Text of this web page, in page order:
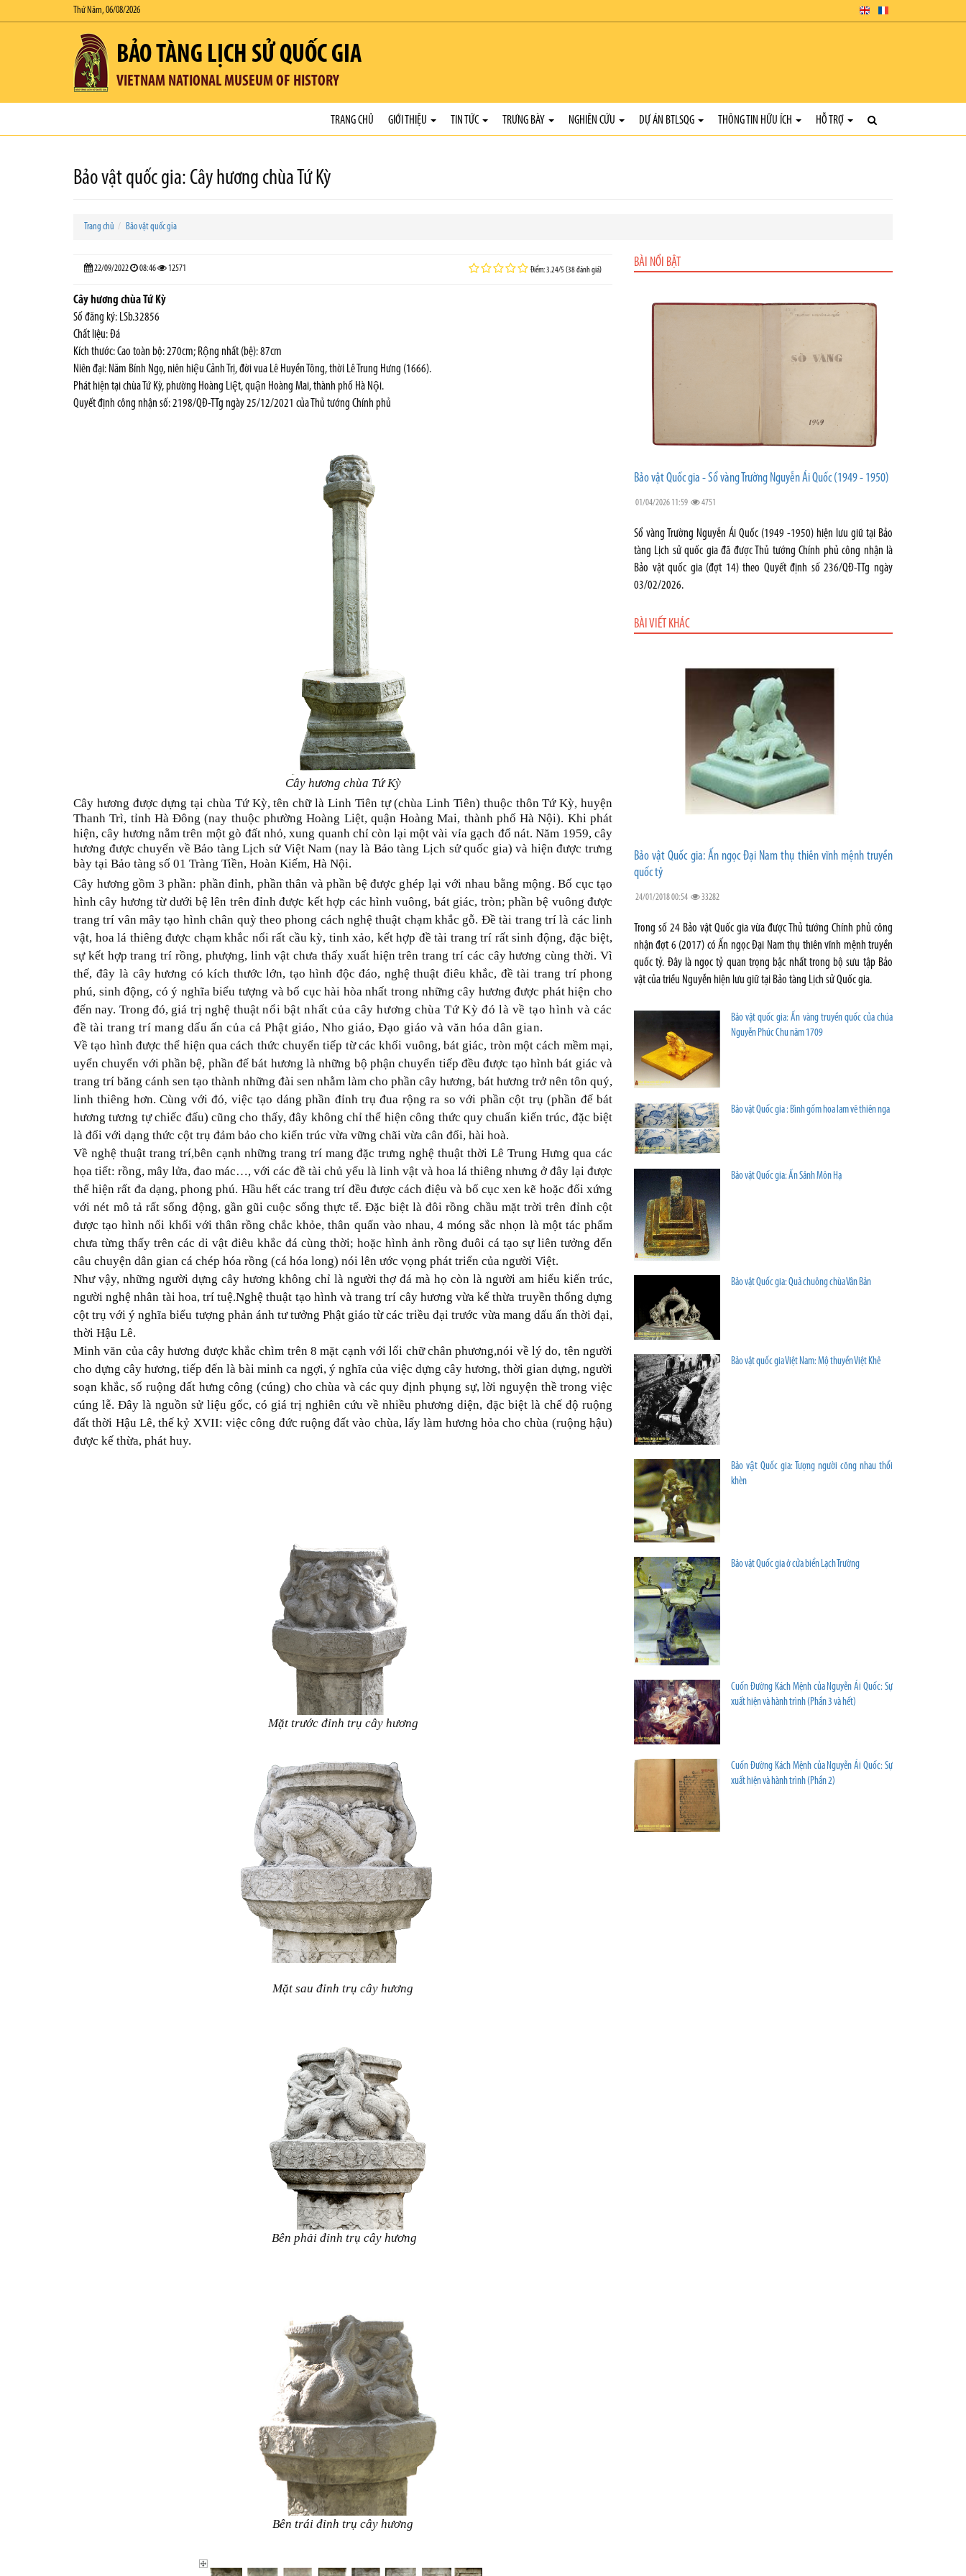
Thứ Năm, 06/08/2026
BẢO TÀNG LỊCH SỬ QUỐC GIA
VIETNAM NATIONAL MUSEUM OF HISTORY
TRANG CHỦ GIỚI THIỆU TIN TỨC TRƯNG BÀY NGHIÊN CỨU DỰ ÁN BTLSQG THÔNG TIN HỮU ÍCH HỖ TRỢ
Bảo vật quốc gia: Cây hương chùa Tứ Kỳ
Trang chủ Bảo vật quốc gia
22/09/2022 08:46 12571 Điểm: 3.24/5 (38 đánh giá)
Cây hương chùa Tứ Kỳ
Số đăng ký: LSb.32856
Chất liệu: Đá
Kích thước: Cao toàn bộ: 270cm; Rộng nhất (bệ): 87cm
Niên đại: Năm Bính Ngọ, niên hiệu Cảnh Trị, đời vua Lê Huyền Tông, thời Lê Trung Hưng (1666).
Phát hiện tại chùa Tứ Kỳ, phường Hoàng Liệt, quận Hoàng Mai, thành phố Hà Nội.
Quyết định công nhận số: 2198/QĐ-TTg ngày 25/12/2021 của Thủ tướng Chính phủ
Cây hương chùa Tứ Kỳ
Cây hương được dựng tại chùa Tứ Kỳ,tên chữ là Linh Tiên tự (chùa Linh Tiên) thuộc thôn Tứ Kỳ, huyện
Thanh Trì, tỉnh Hà Đông (nay thuộc phường Hoàng Liệt, quận Hoàng Mai, thành phố Hà Nội). Khi phát
hiện, cây hương nằm trên một gò đất nhỏ, xung quanh chỉ còn lại một vài vỉa gạch đổ nát. Năm 1959, cây
hương được chuyển về Bảo tàng Lịch sử Việt Nam (nay là Bảo tàng Lịch sử quốc gia) và hiện được trưng
bày tại Bảo tàng số 01 Tràng Tiền, Hoàn Kiếm, Hà Nội.
Cây hương gồm 3 phần: phần đỉnh, phần thân và phần bệ được ghép lại với nhau bằng mộng.Bố cục tạo
hình cây hươngtừ dưới bệ lên trên đỉnhđược kết hợp các hình vuông, bát giác, tròn; phần bệ vuông được
trang trí vân mây tạo hình chân quỳ theo phong cách nghệ thuật chạm khắc gỗ. Đề tài trang trí là các linh
vật, hoa lá thiêng được chạm khắc nổirất cầu kỳ, tinh xảo, kết hợp đề tài trang trí rất sinh động, đặc biệt,
sự kết hợp trang trí rồng, phượng, linh vật chưa thấy xuất hiện trên trang trí các cây hương cùng thời. Vì
thế, đây là cây hương có kích thước lớn, tạo hình độc đáo, nghệ thuật điêu khắc, đề tài trang tríphong
phú, sinh động, có ý nghĩa biểu tượng và bố cục hài hòanhất trong những cây hươngđược phát hiện cho
đến nay. Trong đó, giá trị nghệ thuậtnổi bật nhất của cây hương chùa Tứ Kỳ đó là về tạo hình và các
đề tài trang trí mang dấu ấn của cả Phật giáo, Nho giáo, Đạo giáo và văn hóa dân gian.
Về tạo hìnhđược thể hiện qua cách thức chuyển tiếp từ các khối vuông, bát giác, tròn một cách mềm mại,
uyển chuyển với phần bệ, phần đế bát hương là những bộ phận chuyển tiếp đều được tạo hình bát giác và
trang trí băng cánh sen tạo thành những đài sen nhằm làm cho phần cây hương, bát hương trở nên tôn quý,
linh thiêng hơn. Cùng với đó, việc tạo dáng phần đỉnh trụ đua rộng ra so với phần cột trụ (phần đế bát
hương tương tự chiếc đấu) cũng cho thấy, đây không chỉ thể hiện công thức quy chuẩn kiến trúc, đặc biệt
là đối với dạng thức cột trụ đảm bảo cho kiến trúc vừa vững chãi vừa cân đối, hài hoà.
Về nghệ thuật trang trí,bên cạnh những trang trí mang đặc trưng nghệ thuật thời Lê Trung Hưng qua các
họa tiết: rồng, mây lửa, đao mác…, với các đề tài chủ yếu là linh vật và hoa lá thiêng nhưng ở đây lại được
thể hiện rất đa dạng, phong phú. Hầu hết các trang trí đều được cách điệu và bố cục xen kẽ hoặc đối xứng
với nét mô tả rất sống động, gần gũi cuộc sống thực tế. Đặc biệt là đôi rồng chầu mặt trời trên đỉnh cột
được tạo hình nổi khối với thân rồng chắc khỏe, thân quấn vào nhau, 4 móng sắc nhọn là một tác phẩm
chưa từng thấy trên các di vật điêu khắc đá cùng thời; hoặc hình ảnh rồng đuôi cá tạo sự liên tưởng đến
câu chuyện dân gian cá chép hóa rồng (cá hóa long) nói lên ước vọng phát triển của người Việt.
Như vậy, những người dựng cây hương không chỉ là người thợ đá mà họ còn là người am hiểu kiến trúc,
người nghệ nhân tài hoa, trí tuệ.Nghệ thuật tạo hình và trang trí cây hương vừa kế thừa truyền thống dựng
cột trụ với ý nghĩa biểu tượng phản ánh tư tưởng Phật giáo từ các triều đại trước vừa mang dấu ấn thời đại,
thời Hậu Lê.
Minh văn của cây hương đượckhắc chìm trên 8 mặt cạnhvới lối chữ chân phương,nói về lý do, tên người
cho dựng cây hương, tiếp đến là bài minh ca ngợi, ý nghĩa của việc dựng cây hương, thời gian dựng, người
soạn khắc,số ruộng đất hưng công (cúng) cho chùa và các quy định phụng sự, lời nguyện thề trong việc
cúng lễ. Đây lànguồnsử liệu gốc,có giá trịnghiên cứu về nhiều phương diện, đặc biệt làchế độ ruộng
đất thời Hậu Lê, thế kỷ XVII:việc công đức ruộng đất vào chùa, lấy làm hương hỏa cho chùa (ruộng hậu)
được kế thừa, phát huy.
Mặt trước đỉnh trụ cây hương
Mặt sau đỉnh trụ cây hương
Bên phải đỉnh trụ cây hương
Bên trái đỉnh trụ cây hương
BÀI NỔI BẬT
Bảo vật Quốc gia - Sổ vàng Trường Nguyễn Ái Quốc (1949 - 1950)
01/04/2026 11:59 4751
Sổ vàng Trường Nguyễn Ái Quốc (1949 -1950) hiện lưu giữ tại Bảo
tàng Lịch sử quốc gia đã được Thủ tướng Chính phủ công nhận là
Bảo vật quốc gia (đợt 14) theo Quyết định số 236/QĐ-TTg ngày
03/02/2026.
BÀI VIẾT KHÁC
Bảo vật Quốc gia: Ấn ngọc Đại Nam thụ thiên vĩnh mệnh truyền
quốc tỷ
24/01/2018 00:54 33282
Trong số 24 Bảo vật Quốc gia vừa được Thủ tướng Chính phủ công
nhận đợt 6 (2017) có Ấn ngọc Đại Nam thụ thiên vĩnh mệnh truyền
quốc tỷ. Đây là ngọc tỷ quan trọng bậc nhất trong bộ sưu tập Bảo
vật của triều Nguyễn hiện lưu giữ tại Bảo tàng Lịch sử Quốc gia.
Bảo vật quốc gia: Ấn vàng truyền quốc của chúa
Nguyễn Phúc Chu năm 1709
Bảo vật Quốc gia : Bình gốm hoa lam vẽ thiên nga
Bảo vật Quốc gia: Ấn Sảnh Môn Hạ
Bảo vật Quốc gia: Quả chuông chùa Vân Bản
Bảo vật quốc gia Việt Nam: Mộ thuyền Việt Khê
Bảo vật Quốc gia: Tượng người cõng nhau thổi
khèn
Bảo vật Quốc gia ở cửa biển Lạch Trường
Cuốn Đường Kách Mệnh của Nguyễn Ái Quốc: Sự
xuất hiện và hành trình (Phần 3 và hết)
Cuốn Đường Kách Mệnh của Nguyễn Ái Quốc: Sự
xuất hiện và hành trình (Phần 2)